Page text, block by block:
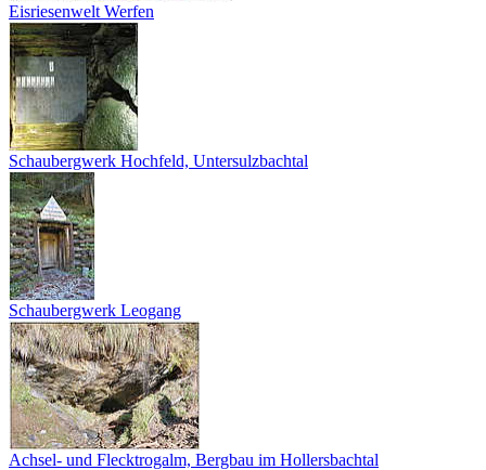
Eisriesenwelt Werfen
Schaubergwerk Hochfeld, Untersulzbachtal
Schaubergwerk Leogang
Achsel- und Flecktrogalm, Bergbau im Hollersbachtal